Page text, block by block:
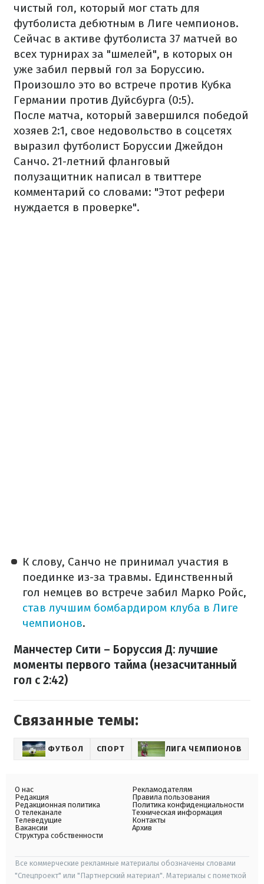
чистый гол, который мог стать для
футболиста дебютным в Лиге чемпионов.
Сейчас в активе футболиста 37 матчей во
всех турнирах за "шмелей", в которых он
уже забил первый гол за Боруссию.
Произошло это во встрече против Кубка
Германии против Дуйсбурга (0:5).
После матча, который завершился победой
хозяев 2:1, свое недовольство в соцсетях
выразил футболист Боруссии Джейдон
Санчо. 21-летний фланговый
полузащитник написал в твиттере
комментарий со словами: "Этот рефери
нуждается в проверке".
К слову, Санчо не принимал участия в
поединке из-за травмы. Единственный
гол немцев во встрече забил Марко Ройс,
став лучшим бомбардиром клуба в Лиге
чемпионов.
Манчестер Сити – Боруссия Д: лучшие
моменты первого тайма (незасчитанный
гол с 2:42)
Связанные темы:
ФУТБОЛ СПОРТ ЛИГА ЧЕМПИОНОВ
О нас
Редакция
Редакционная политика
О телеканале
Телеведущие
Вакансии
Структура собственности
Рекламодателям
Правила пользования
Политика конфиденциальности
Техническая информация
Контакты
Архив
Все коммерческие рекламные материалы обозначены словами
"Спецпроект" или "Партнерский материал". Материалы с пометкой